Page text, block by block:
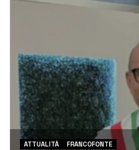
ATTUALITÀ FRANCOFONTE